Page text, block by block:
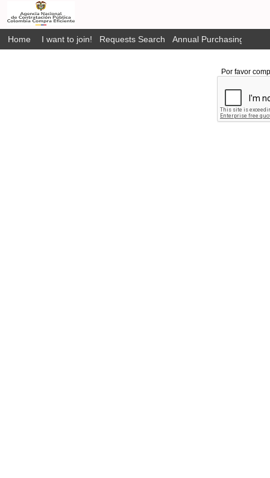
Home I want to join! Requests Search Annual Purchasing Plan
Por favor